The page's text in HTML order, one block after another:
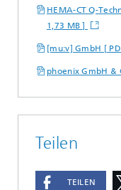
HEMA-CT Q-
1,73 MB ]
[mu:v] GmbH [
phoenix GmbH &
Teilen
TEILEN